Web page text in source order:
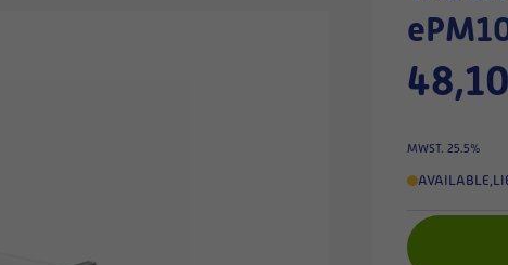
MWST. 25.5%
AVAILABLE,